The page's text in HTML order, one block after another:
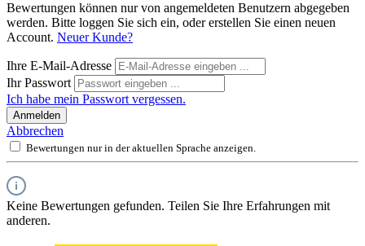
Bewertungen können nur von angemeldeten Benutzern abgegeben
werden. Bitte loggen Sie sich ein, oder erstellen Sie einen neuen
Account. Neuer Kunde?
Ihre E-Mail-Adresse
Ihr Passwort
Ich habe mein Passwort vergessen.
Anmelden
Abbrechen
Bewertungen nur in der aktuellen Sprache anzeigen.
Keine Bewertungen gefunden. Teilen Sie Ihre Erfahrungen mit
anderen.